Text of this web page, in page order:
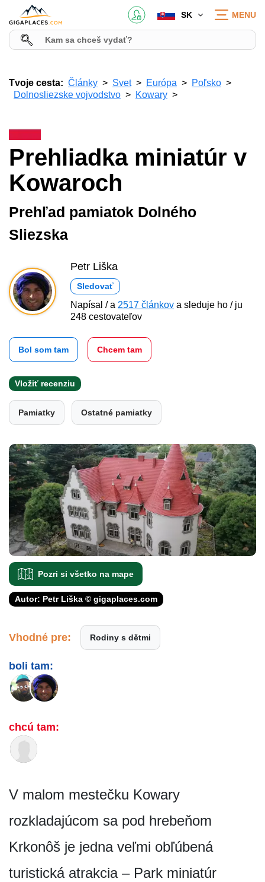
SK MENU
Tvoje cesta: Články Svet Európa
Poľsko
Dolnosliezske vojvodstvo
Kowary
Prehliadka miniatúr v
Kowaroch
Prehľad pamiatok Dolného
Sliezska
Petr Liška
Sledovať
Napísal / a 2517 článkov a sleduje ho / ju
248 cestovateľov
Bol som tam Chcem tam
Vložiť recenziu
Pamiatky Ostatné pamiatky
Pozri si všetko na mape
Autor: Petr Liška © gigaplaces.com
Vhodné pre: Rodiny s dětmi
boli tam:
chcú tam:
V malom mestečku Kowary
rozkladajúcom sa pod hrebeňom
Krkonôš je jedna veľmi obľúbená
turistická atrakcia – Park miniatúr